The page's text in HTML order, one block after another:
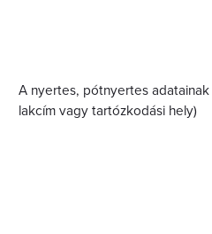
A nyertes, pótnyertes adatainak
lakcím vagy tartózkodási hely)